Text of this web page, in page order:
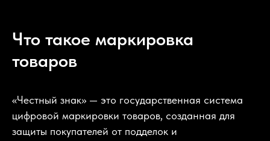
Что такое маркировка
товаров
«Честный знак» — это государственная система
цифровой маркировки товаров, созданная для
защиты покупателей от подделок и